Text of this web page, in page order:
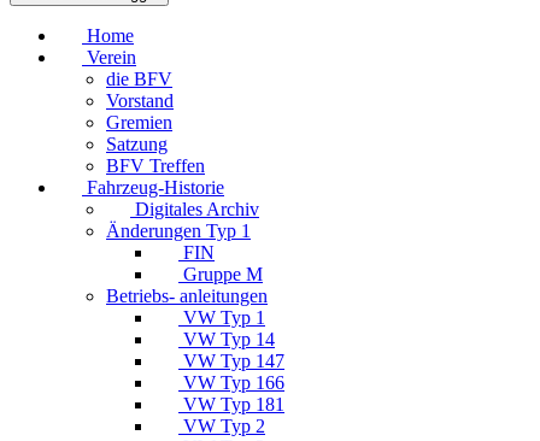
Home
Verein
die BFV
Vorstand
Gremien
Satzung
BFV Treffen
Fahrzeug-Historie
Digitales Archiv
Änderungen Typ 1
FIN
Gruppe M
Betriebs- anleitungen
VW Typ 1
VW Typ 14
VW Typ 147
VW Typ 166
VW Typ 181
VW Typ 2